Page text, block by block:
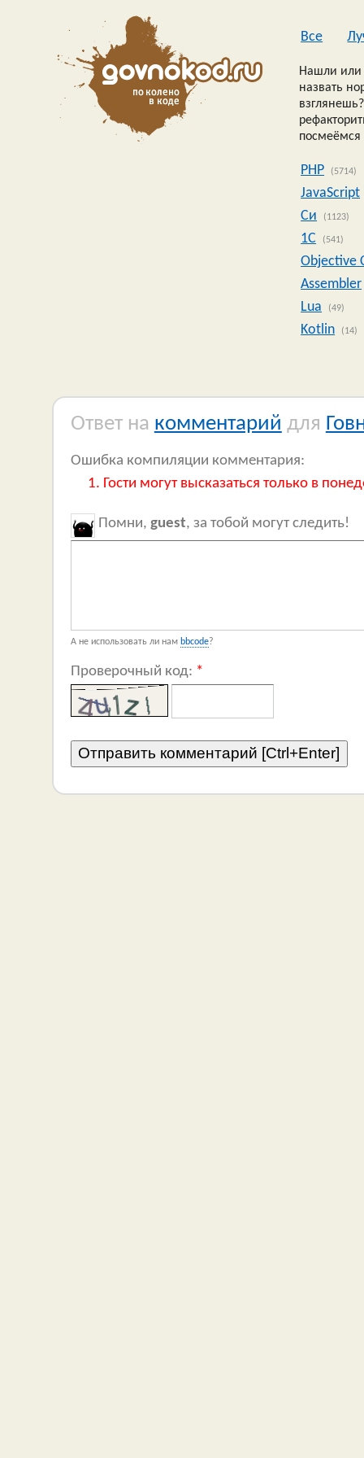
Все
Нашли или
назвать
посмеёмся
PHP (5714)
JavaScript
Си
(1123)
1C (541)
Objective
Assembler
Lua
(49)
Kotlin (14)
Ответ на комментарий для
Ошибка компиляции комментария:
Гости могут высказаться только в
Помни, guest, за тобой могут следить!
А не использовать ли нам bbcode?
Проверочный код: *